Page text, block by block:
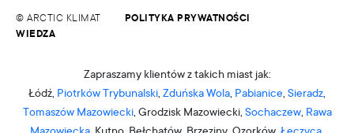
© ARCTIC KLIMAT
POLITYKA PRYWATNOŚCI
WIEDZA
Zapraszamy klientów z takich miast jak:
Łódź, Piotrków Trybunalski, Zduńska Wola, Pabianice, Sieradz,
Tomaszów Mazowiecki, Grodzisk Mazowiecki, Sochaczew, Rawa